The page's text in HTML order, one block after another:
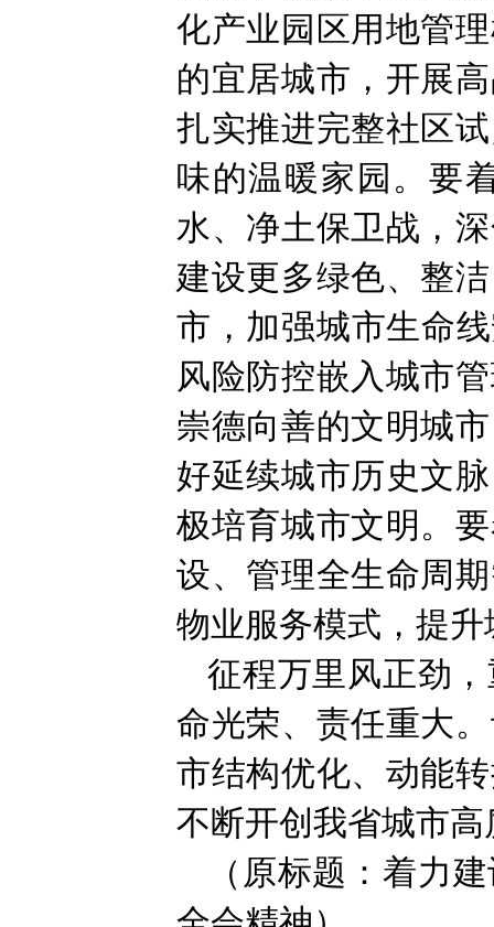
化产业园区用地管
的宜居城市，开展
扎实推进完整社区
味的温暖家园。要
水、净土保卫战，
建设更多绿色、整
市，加强城市生命
风险防控嵌入城市
崇德向善的文明城
好延续城市历史文
极培育城市文明。
设、管理全生命周
物业服务模式，提
征程万里风正劲
命光荣、责任重大
市结构优化、动能
不断开创我省城市
（原标题：着力